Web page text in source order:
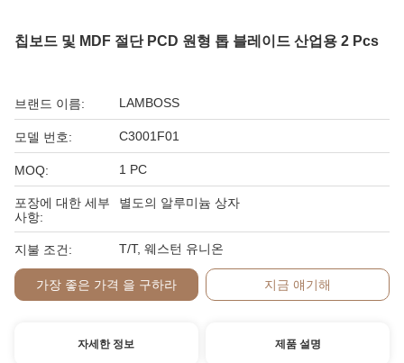
칩보드 및 MDF 절단 PCD 원형 톱 블레이드 산업용 2 Pcs
브랜드 이름: LAMBOSS
모델 번호: C3001F01
MOQ: 1 PC
포장에 대한 세부
사항:
별도의 알루미늄 상자
지불 조건: T/T, 웨스턴 유니온
가장 좋은 가격 을 구하라 지금 얘기해
자세한 정보 제품 설명